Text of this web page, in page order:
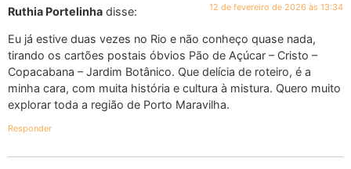
Ruthia Portelinha disse: 12 de fevereiro de 2026 às 13:34
Eu já estive duas vezes no Rio e não conheço quase nada,
tirando os cartões postais óbvios Pão de Açúcar – Cristo –
Copacabana – Jardim Botânico. Que delícia de roteiro, é a
minha cara, com muita história e cultura à mistura. Quero muito
explorar toda a região de Porto Maravilha.
Responder